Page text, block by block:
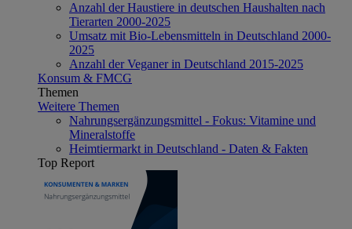
Anzahl der Haustiere in deutschen Haushalten nach
Tierarten 2000-2025
Umsatz mit Bio-Lebensmitteln in Deutschland 2000-
2025
Anzahl der Veganer in Deutschland 2015-2025
Konsum & FMCG
Themen
Weitere Themen
Nahrungsergänzungsmittel - Fokus: Vitamine und
Mineralstoffe
Heimtiermarkt in Deutschland - Daten & Fakten
Top Report